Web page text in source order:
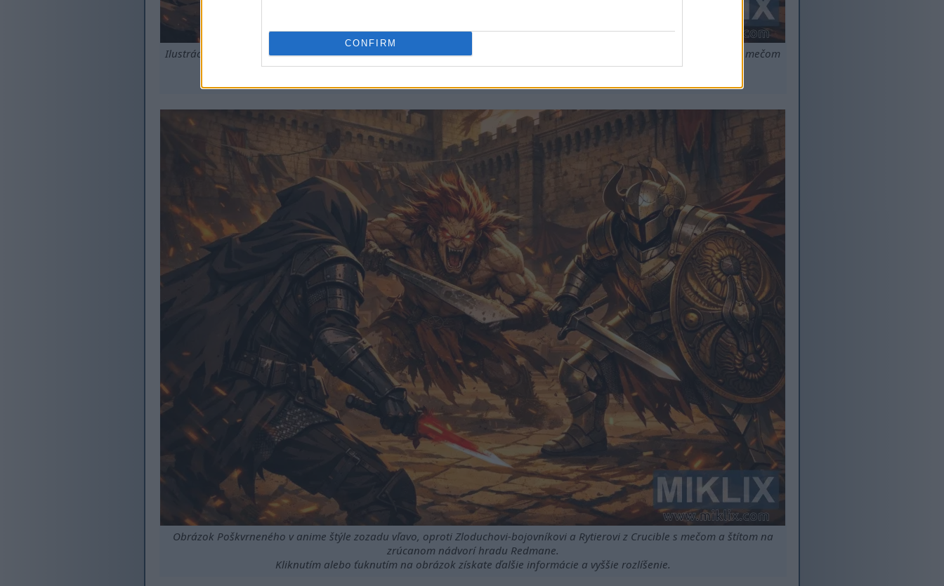
CONFIRM
Ilustrácia v anime štýle Poškvrneného v brnení čierneho noža, ktorý čelí Zloduchému bojovníkovi a Rytierovi z Crucible s mečom
a štítom na horiacom nádvorí hradu Redmane.
Obrázok Poškvrneného v anime štýle zozadu vľavo, oproti Zloduchovi-bojovníkovi a Rytierovi z Crucible s mečom a štítom na
zrúcanom nádvorí hradu Redmane.
Kliknutím alebo ťuknutím na obrázok získate ďalšie informácie a vyššie rozlíšenie.